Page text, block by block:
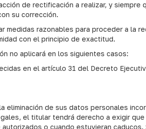
de rectificación a realizar, y
su corrección.
medidas razonables para proceder a
con el principio de exactitud.
no aplicará en los siguientes casos:
en el artículo 31 del Decreto
la eliminación de sus datos personales
el titular tendrá derecho a exigir
o cuando estuvieran